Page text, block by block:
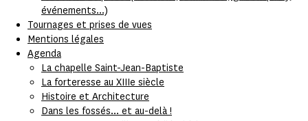
événements...)
Tournages et prises de vues
Mentions légales
Agenda
La chapelle Saint-Jean-Baptiste
La forteresse au XIIIe siècle
Histoire et Architecture
Dans les fossés... et au-delà !